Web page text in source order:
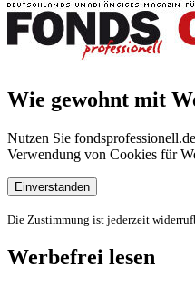
Wie gewohnt mit
Nutzen Sie
Verwendung von Cookies für
Einverstanden
Die Zustimmung ist jederzeit
Werbefrei lesen